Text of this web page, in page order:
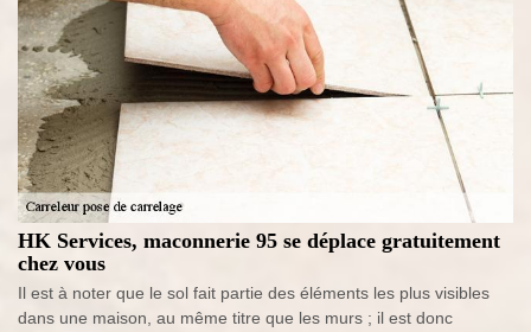
HK Services, maconnerie 95 se déplace gratuitement
chez vous
Il est à noter que le sol fait partie des éléments les plus visibles
dans une maison, au même titre que les murs ; il est donc